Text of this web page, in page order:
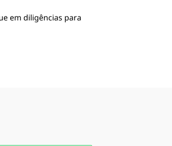
em diligências para